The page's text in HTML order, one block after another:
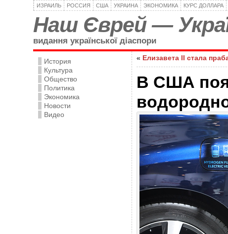
ИЗРАИЛЬ РОССИЯ США УКРАИНА ЭКОНОМИКА КУРС ДОЛЛАРА
Наш Єврей —
видання української діаспори
История
Культура
Общество
Политика
Экономика
Новости
Видео
« Елизавета II стала
В США